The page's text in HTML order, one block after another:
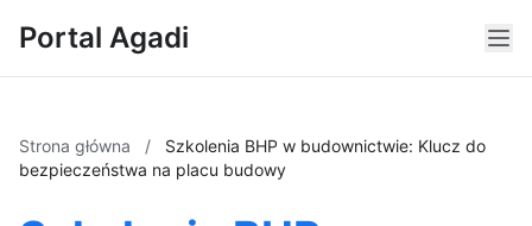
Portal Agadi
Strona główna /
Szkolenia BHP w budownictwie: Klucz do
bezpieczeństwa na placu budowy